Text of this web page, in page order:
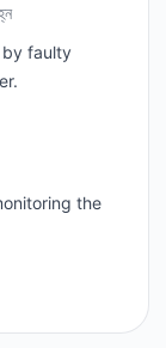
by faulty
the